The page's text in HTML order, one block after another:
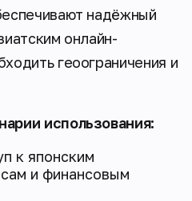
надёжный
онлайн-
геоограничения и
использования:
к японским
и финансовым